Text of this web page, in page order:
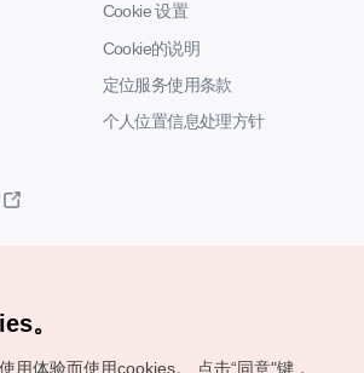
Cookie 设置
Cookie的说明
定位服务使用条款
个人位置信息处理方针
。
用体验而使用cookies。 点击“同意"键，